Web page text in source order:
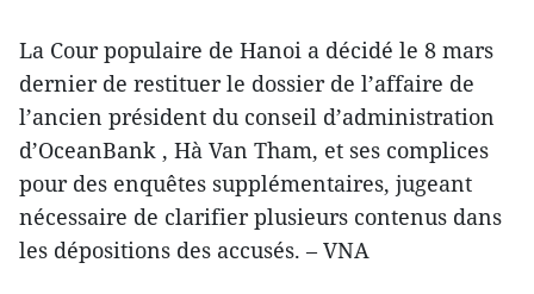
La Cour populaire de Hanoi a décidé le 8 mars
dernier de restituer le dossier de l’affaire de
l’ancien président du conseil d’administration
d’OceanBank , Hà Van Tham, et ses complices
pour des enquêtes supplémentaires, jugeant
nécessaire de clarifier plusieurs contenus dans
les dépositions des accusés. – VNA